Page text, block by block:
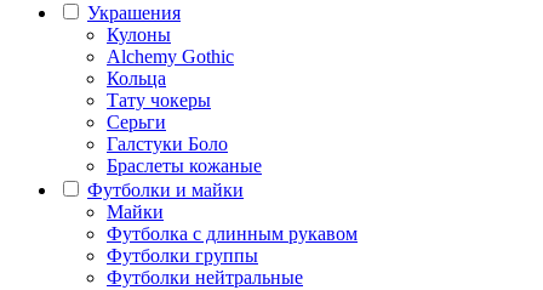
Украшения
Кулоны
Alchemy Gothic
Кольца
Тату чокеры
Серьги
Галстуки Боло
Браслеты кожаные
Футболки и майки
Майки
Футболка с длинным рукавом
Футболки группы
Футболки нейтральные